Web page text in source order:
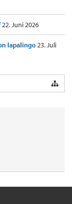
22. Juni 2026
lapalingo23. Juli